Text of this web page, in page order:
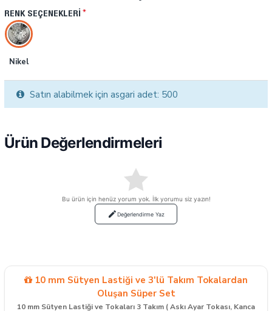
RENK SEÇENEKLERI
Nikel
Satın alabilmek için asgari adet: 500
Ürün Değerlendirmeleri
Bu ürün için henüz yorum yok. İlk yorumu siz yazın!
Değerlendirme Yaz
10 mm Sütyen Lastiği ve 3'lü Takım Tokalardan
Oluşan Süper Set
10 mm Sütyen Lastiği ve Tokaları 3 Takım ( Askı Ayar Tokası, Kanca